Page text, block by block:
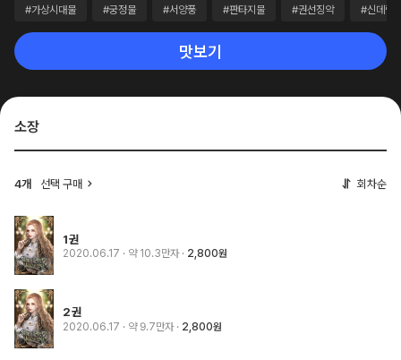
#가상시대물 #궁정물 #서양풍 #판타지물 #권선징악 #신데렐
맛보기
소장
4개 선택 구매 회차순
1권
2020.06.17 · 약 10.3만자 2,800원
2권
2020.06.17 · 약 9.7만자 2,800원